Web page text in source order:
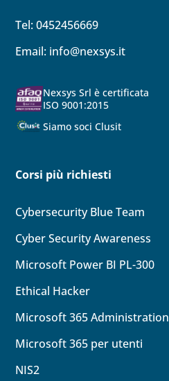
Tel: 0452456669
Email: info@nexsys.it
Nexsys Srl è certificata
ISO 9001:2015
Siamo soci Clusit
Corsi più richiesti
Cybersecurity Blue Team
Cyber Security Awareness
Microsoft Power BI PL-300
Ethical Hacker
Microsoft 365 Administration
Microsoft 365 per utenti
NIS2